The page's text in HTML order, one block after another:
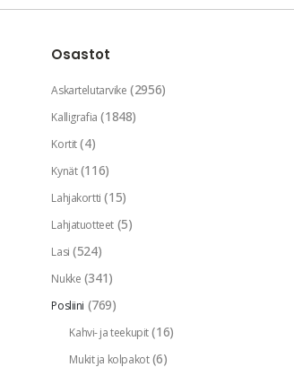
Osastot
Askartelutarvike (2956)
Kalligrafia (1848)
Kortit (4)
Kynät (116)
Lahjakortti (15)
Lahjatuotteet (5)
Lasi (524)
Nukke (341)
Posliini (769)
Kahvi- ja teekupit (16)
Mukit ja kolpakot (6)